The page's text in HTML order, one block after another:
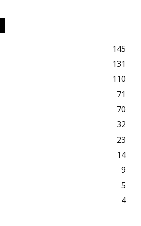
145
131
110
71
70
32
23
14
9
5
4